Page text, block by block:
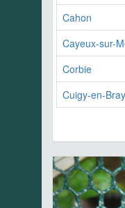
Cahon
Cayeux-sur-
Corbie
Cuigy-en-Bray